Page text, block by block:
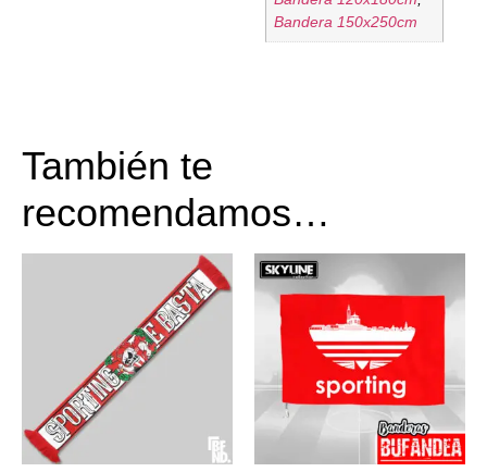
Bandera 150x250cm
También te
recomendamos…